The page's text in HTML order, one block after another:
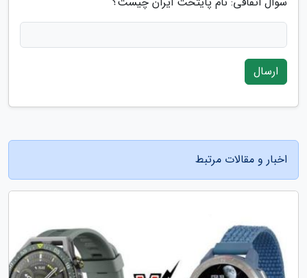
ارسال
اخبار و مقالات مرتبط